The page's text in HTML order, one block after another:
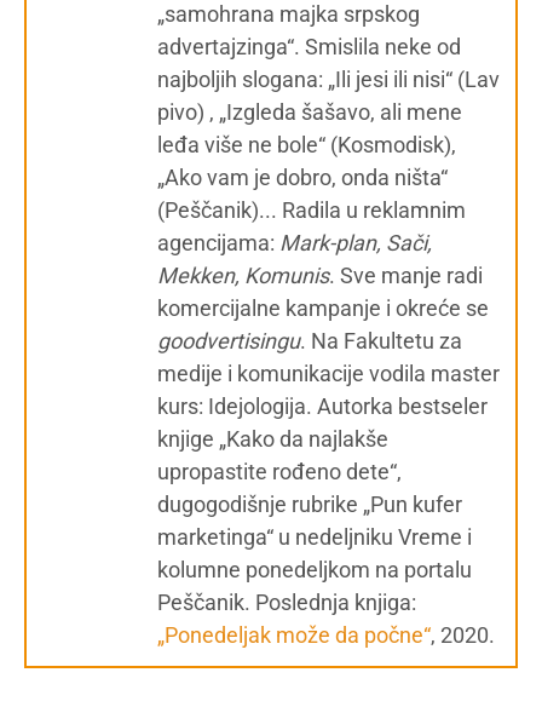
„samohrana majka srpskog
advertajzinga“. Smislila neke od
najboljih slogana: „Ili jesi ili nisi“ (Lav
pivo) , „Izgleda šašavo, ali mene
leđa više ne bole“ (Kosmodisk),
„Ako vam je dobro, onda ništa“
(Peščanik)... Radila u reklamnim
agencijama: Mark-plan, Sači,
Mekken, Komunis. Sve manje radi
komercijalne kampanje i okreće se
goodvertisingu. Na Fakultetu za
medije i komunikacije vodila master
kurs: Idejologija. Autorka bestseler
knjige „Kako da najlakše
upropastite rođeno dete“,
dugogodišnje rubrike „Pun kufer
marketinga“ u nedeljniku Vreme i
kolumne ponedeljkom na portalu
Peščanik. Poslednja knjiga:
„Ponedeljak može da počne“, 2020.